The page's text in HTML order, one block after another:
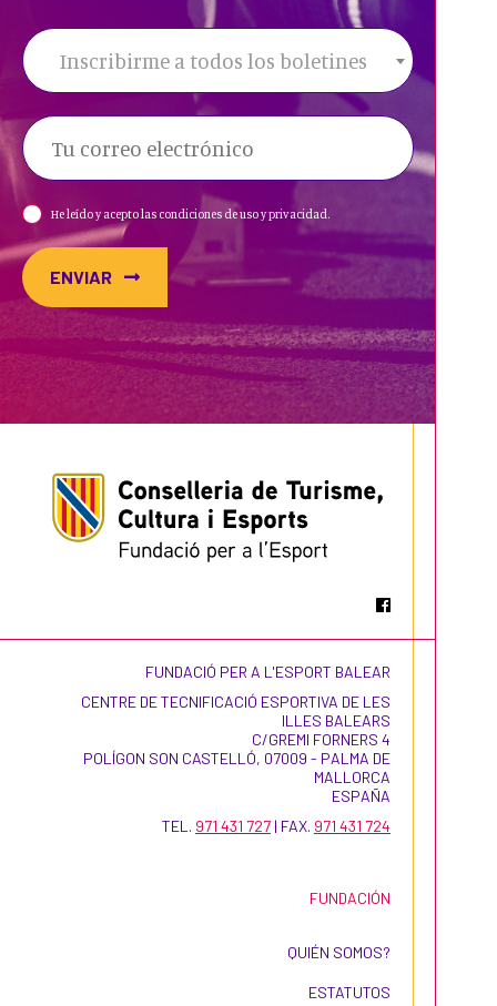
Inscribirme a todos los boletines
He leído y acepto las condiciones de uso y privacidad.
ENVIAR
FUNDACIÓ PER A L'ESPORT BALEAR
CENTRE DE TECNIFICACIÓ ESPORTIVA DE LES
ILLES BALEARS
C/GREMI FORNERS 4
POLÍGON SON CASTELLÓ, 07009 - PALMA DE
MALLORCA
ESPAÑA
TEL. 971 431 727 | FAX. 971 431 724
FUNDACIÓN
QUIÉN SOMOS?
ESTATUTOS